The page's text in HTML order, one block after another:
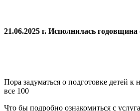
21.06.2025 г. Исполнилась
Пора задуматься о подготовке детей
все 100
Что бы подробно ознакомиться с